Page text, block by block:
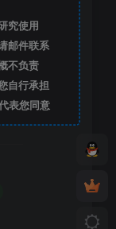
究使用
邮件联系
不负责
自行承担
表您同意